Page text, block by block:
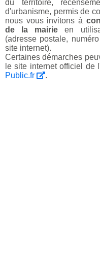
du territoire,
d'urbanisme, permis de
nous vous invitons à
de la mairie en
(adresse postale,
site internet).
Certaines démarches
le site internet officiel de
Public.fr
.